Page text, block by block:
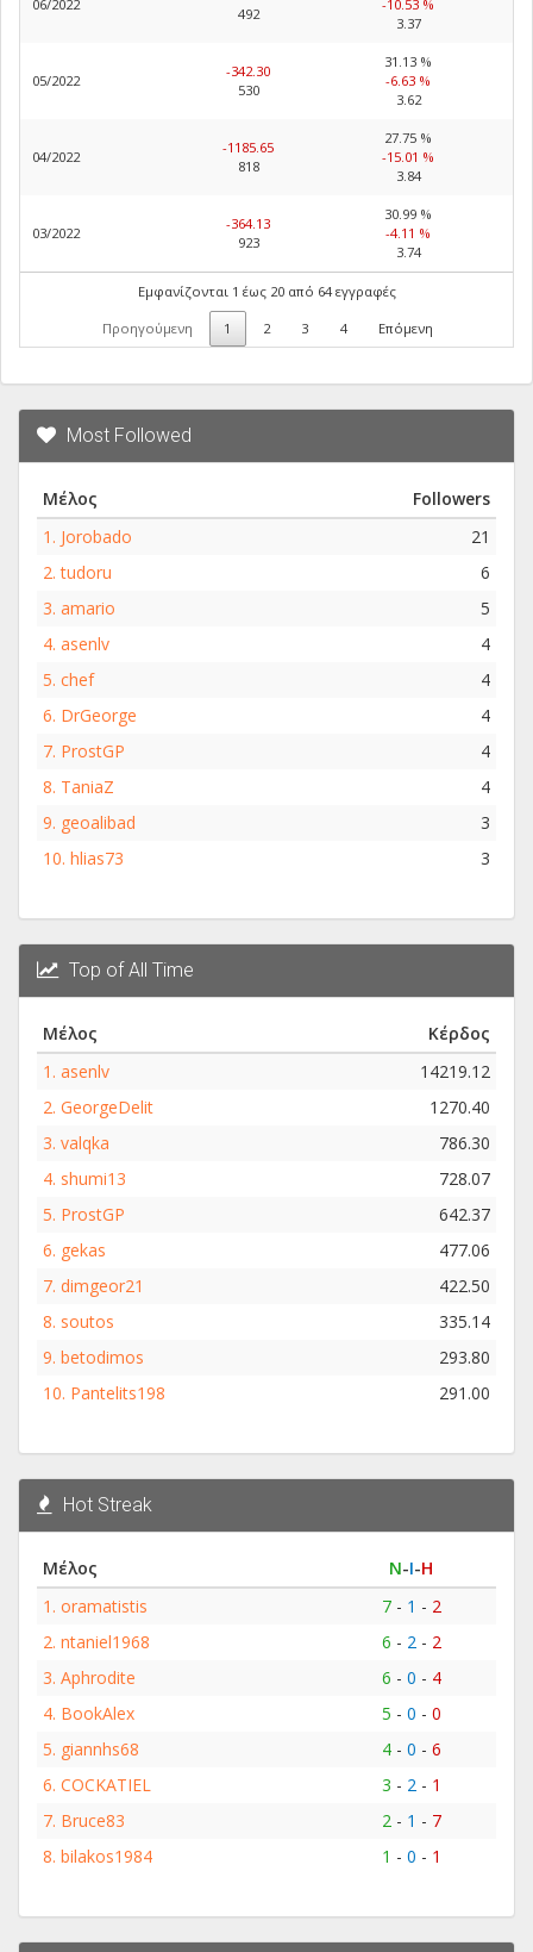
06/2022
492
-10.53 %
3.37
05/2022
-342.30
530
31.13 %
-6.63 %
3.62
04/2022
-1185.65
818
27.75 %
-15.01 %
3.84
03/2022
-364.13
923
30.99 %
-4.11 %
3.74
Εμφανίζονται 1 έως 20 από 64 εγγραφές
Προηγούμενη 1 2 3 4 Επόμενη
Most Followed
Μέλος
Followers
1. Jorobado
21
2.tudoru
6
3. amario
5
4. asenlv
4
5. chef
4
6. DrGeorge
4
7. ProstGP
4
8. TaniaZ
4
9. geoalibad
3
10. hlias73 3
Top of All Time
Μέλος
Κέρδος
1. asenlv
14219.12
2. GeorgeDelit
1270.40
3. valqka
786.30
4. shumi13
728.07
5. ProstGP
642.37
6. gekas
477.06
7. dimgeor21
422.50
8. soutos
335.14
9. betodimos
293.80
10. Pantelits198 291.00
Hot Streak
Μέλος Ν-Ι-Η
1. oramatistis 7- 1 - 2
2. ntaniel1968 6 - 2 - 2
3. Aphrodite 6 - 0 - 4
4. BookAlex 5 - 0 - 0
5. giannhs68 4- 0 - 6
6. COCKATIEL 3 - 2 - 1
7. Bruce83 2 - 1 - 7
8. bilakos1984 1 - 0 - 1